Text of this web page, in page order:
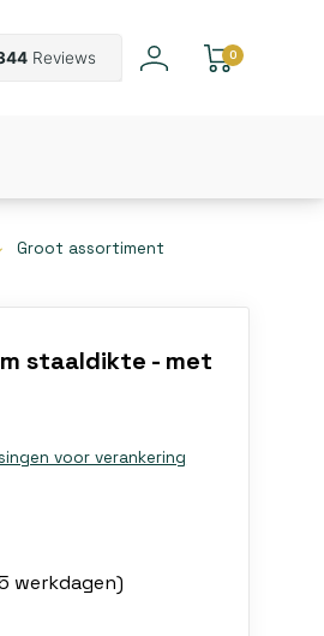
0
Groot assortiment
staaldikte - met
voor verankering
werkdagen)